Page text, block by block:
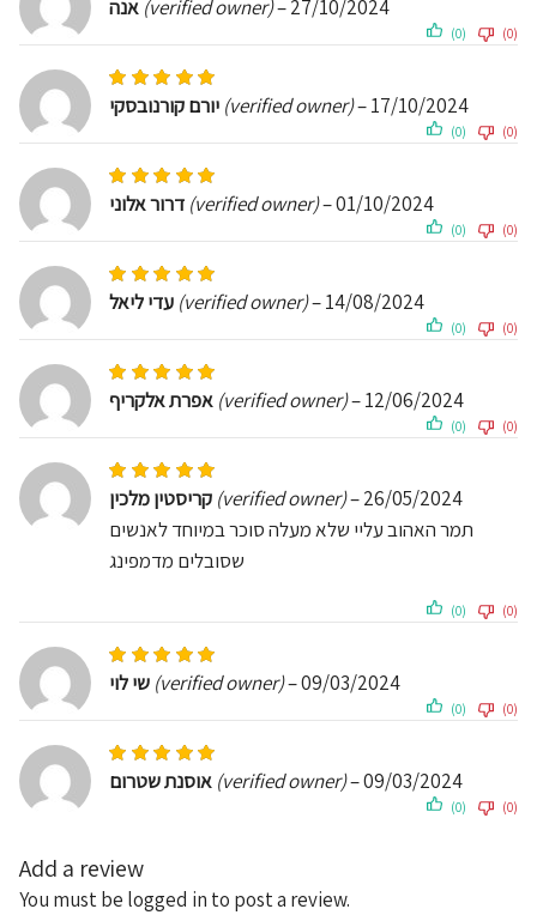
(verified owner)–27/10/2024
(0) (0)
(verified owner)–17/10/2024
(0) (0)
(verified owner)–01/10/2024
(0) (0)
(verified owner)–14/08/2024
(0) (0)
(verified owner)–12/06/2024
(0) (0)
(verified owner)–26/05/2024
תמר האהוב עליי שלא מעלה סוכר במיוחד לאנשים
שסובלים מדמפינג
(0) (0)
(verified owner)–09/03/2024
(0) (0)
(verified owner)–09/03/2024
(0) (0)
Add a review
You must be logged in to post a review.